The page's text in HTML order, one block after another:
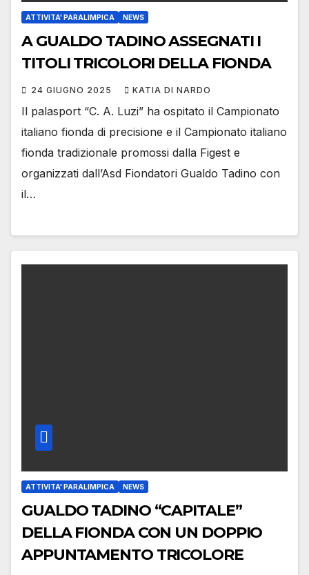
ATTIVITA' PARALIMPICA NEWS
A GUALDO TADINO ASSEGNATI I
TITOLI TRICOLORI DELLA FIONDA
24 GIUGNO 2025 KATIA DI NARDO
Il palasport “C. A. Luzi” ha ospitato il Campionato
italiano fionda di precisione e il Campionato italiano
fionda tradizionale promossi dalla Figest e
organizzati dall’Asd Fiondatori Gualdo Tadino con
il…
ATTIVITA' PARALIMPICA NEWS
GUALDO TADINO “CAPITALE”
DELLA FIONDA CON UN DOPPIO
APPUNTAMENTO TRICOLORE